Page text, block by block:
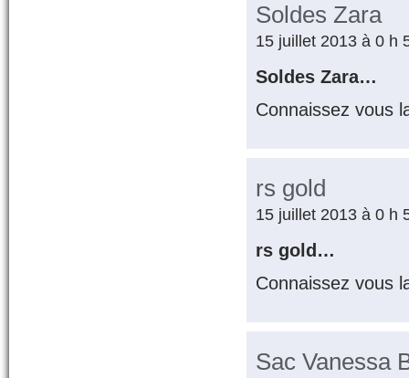
Soldes Zara
15 juillet 2013 à 0 h
Soldes Zara…
Connaissez vous
rs gold
15 juillet 2013 à 0 h
rs gold…
Connaissez vous
Sac Vanessa